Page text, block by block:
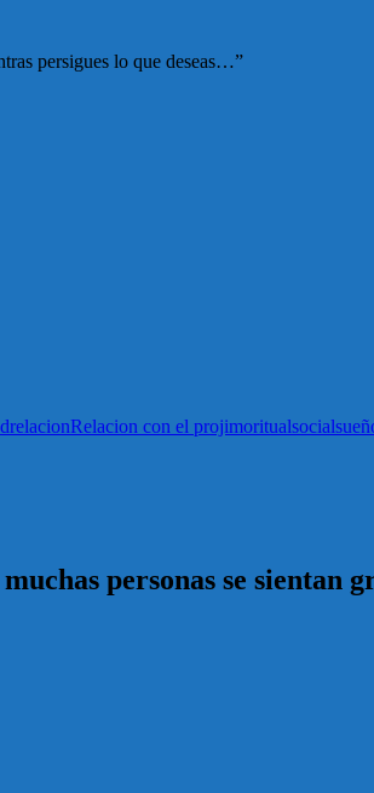
persigues lo que deseas…”
relacionRelacion con el projimoritualsocial
personas se sientan